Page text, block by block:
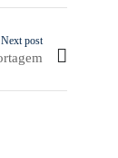
Next post